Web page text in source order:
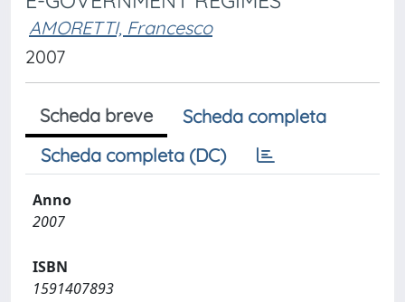
AMORETTI, Francesco
2007
Scheda breve
Scheda completa
Scheda completa (DC)
Anno
2007
ISBN
1591407893